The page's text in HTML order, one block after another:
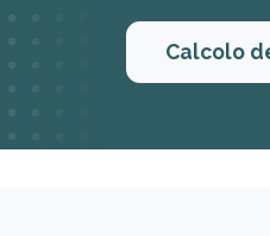
Calcolo